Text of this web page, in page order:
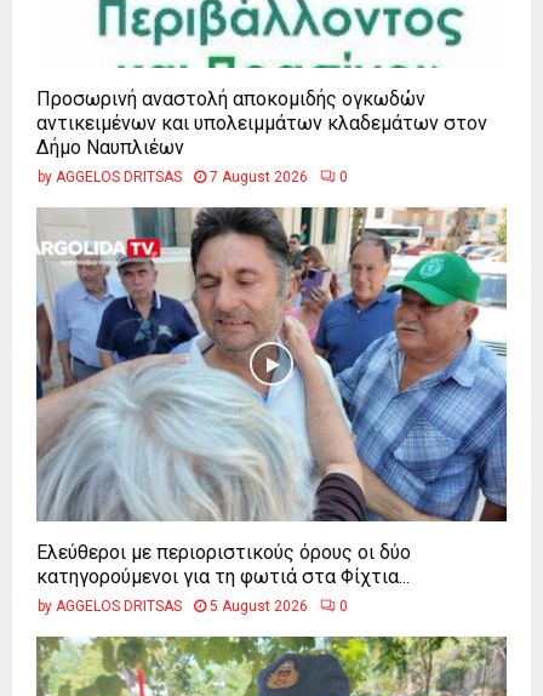
Προσωρινή αναστολή αποκομιδής ογκωδών
αντικειμένων και υπολειμμάτων κλαδεμάτων στον
Δήμο Ναυπλιέων
by AGGELOS DRITSAS 7 August 2026 0
Ελεύθεροι με περιοριστικούς όρους οι δύο
κατηγορούμενοι για τη φωτιά στα Φίχτια...
by AGGELOS DRITSAS 5 August 2026 0